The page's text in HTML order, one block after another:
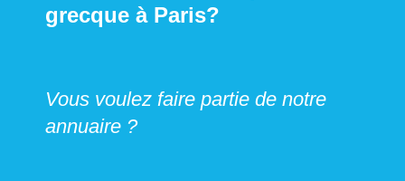
grecque à Paris?
Vous voulez faire partie de notre
annuaire ?